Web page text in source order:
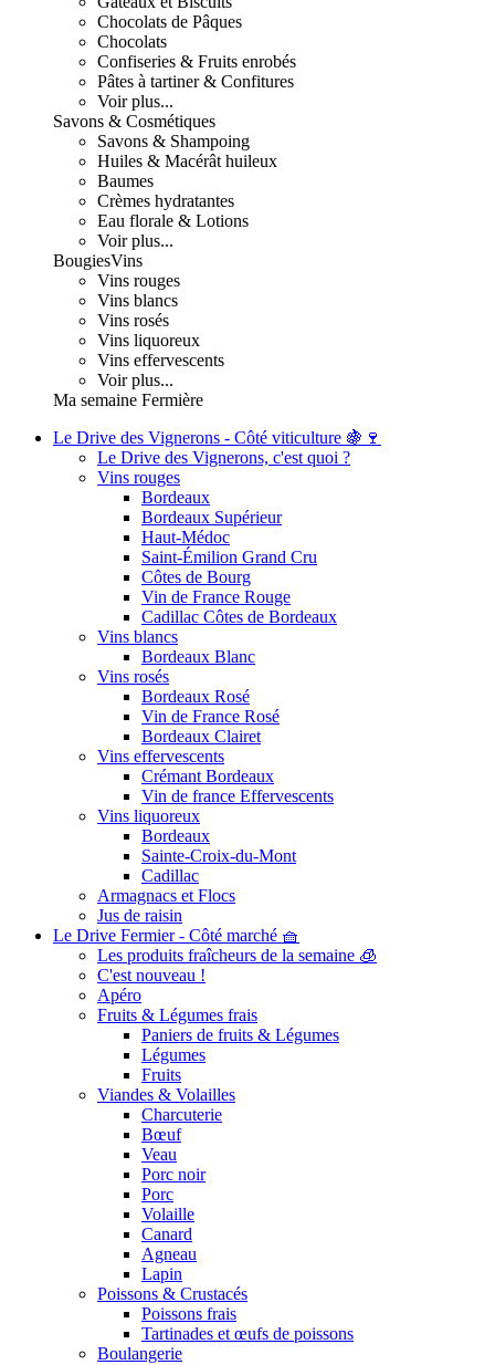
Chocolats de Pâques
Chocolats
Confiseries & Fruits enrobés
Pâtes à tartiner & Confitures
Voir plus...
Savons & Cosmétiques
Savons & Shampoing
Huiles & Macérât huileux
Baumes
Crèmes hydratantes
Eau florale & Lotions
Voir plus...
BougiesVins
Vins rouges
Vins blancs
Vins rosés
Vins liquoreux
Vins effervescents
Voir plus...
Ma semaine Fermière
Le Drive des Vignerons - Côté viticulture 🍇🍷
Le Drive des Vignerons, c'est quoi ?
Vins rouges
Bordeaux
Bordeaux Supérieur
Haut-Médoc
Saint-Émilion Grand Cru
Côtes de Bourg
Vin de France Rouge
Cadillac Côtes de Bordeaux
Vins blancs
Bordeaux Blanc
Vins rosés
Bordeaux Rosé
Vin de France Rosé
Bordeaux Clairet
Vins effervescents
Crémant Bordeaux
Vin de france Effervescents
Vins liquoreux
Bordeaux
Sainte-Croix-du-Mont
Cadillac
Armagnacs et Flocs
Jus de raisin
Le Drive Fermier - Côté marché 🧺
Les produits fraîcheurs de la semaine 🧊
C'est nouveau !
Apéro
Fruits & Légumes frais
Paniers de fruits & Légumes
Légumes
Fruits
Viandes & Volailles
Charcuterie
Bœuf
Veau
Porc noir
Porc
Volaille
Canard
Agneau
Lapin
Poissons & Crustacés
Poissons frais
Tartinades et œufs de poissons
Boulangerie